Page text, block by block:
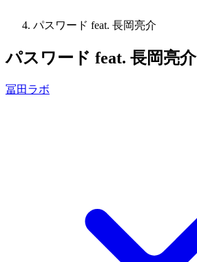
パスワード feat. 長岡亮介
パスワード feat. 長岡亮介
冨田ラボ